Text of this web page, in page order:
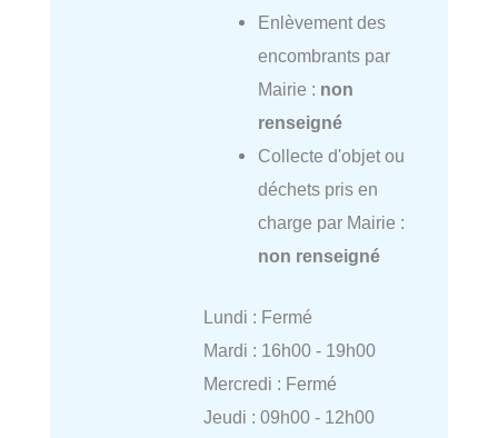
Enlèvement des
encombrants par
Mairie : non
renseigné
Collecte d'objet ou
déchets pris en
charge par Mairie :
non renseigné
Lundi : Fermé
Mardi : 16h00 - 19h00
Mercredi : Fermé
Jeudi : 09h00 - 12h00